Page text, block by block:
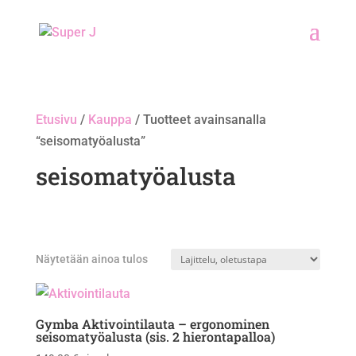
Etusivu / Kauppa / Tuotteet avainsanalla
“seisomatyöalusta”
seisomatyöalusta
Näytetään ainoa tulos
Gymba Aktivointilauta – ergonominen
seisomatyöalusta (sis. 2 hierontapalloa)